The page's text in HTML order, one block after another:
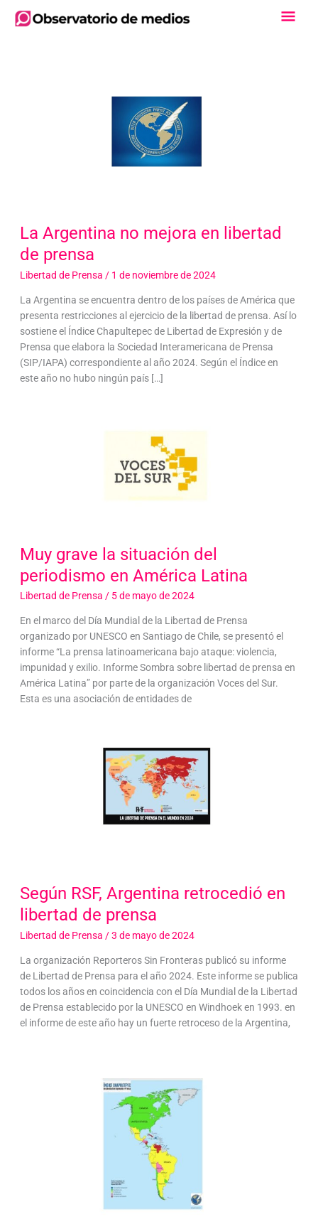
La Argentina no mejora en libertad
de prensa
Libertad de Prensa / 1 de noviembre de 2024
La Argentina se encuentra dentro de los países de América que
presenta restricciones al ejercicio de la libertad de prensa. Así lo
sostiene el Índice Chapultepec de Libertad de Expresión y de
Prensa que elabora la Sociedad Interamericana de Prensa
(SIP/IAPA) correspondiente al año 2024. Según el Índice en
este año no hubo ningún país […]
Muy grave la situación del
periodismo en América Latina
Libertad de Prensa / 5 de mayo de 2024
En el marco del Día Mundial de la Libertad de Prensa
organizado por UNESCO en Santiago de Chile, se presentó el
informe “La prensa latinoamericana bajo ataque: violencia,
impunidad y exilio. Informe Sombra sobre libertad de prensa en
América Latina” por parte de la organización Voces del Sur.
Esta es una asociación de entidades de
Según RSF, Argentina retrocedió en
libertad de prensa
Libertad de Prensa /3 de mayo de 2024
La organización Reporteros Sin Fronteras publicó su informe
de Libertad de Prensa para el año 2024. Este informe se publica
todos los años en coincidencia con el Día Mundial de la Libertad
de Prensa establecido por la UNESCO en Windhoek en 1993. en
el informe de este año hay un fuerte retroceso de la Argentina,